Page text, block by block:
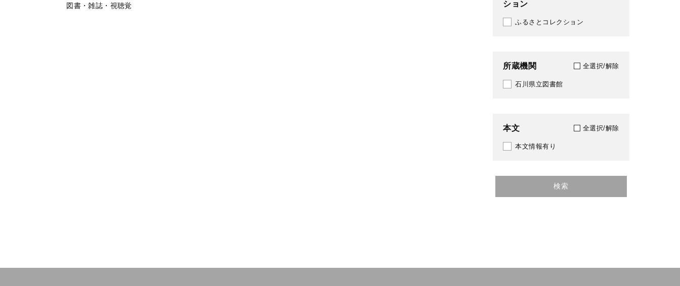
図書・雑誌・視聴覚
ション
ふるさとコレクション
所蔵機関 全選択/解除
石川県立図書館
本文 全選択/解除
本文情報有り
検索